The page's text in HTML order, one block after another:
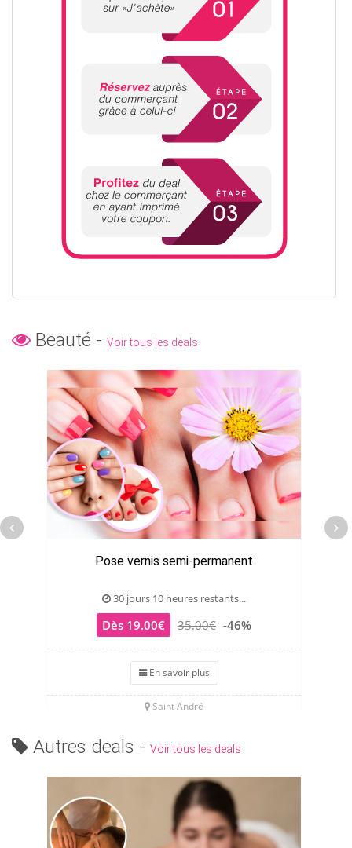
Beauté - Voir tous les deals
Pose vernis semi-permanent
30 jours 10 heures restants...
Dès 19.00€ 35.00€ -46%
En savoir plus
Saint André
Autres deals - Voir tous les deals